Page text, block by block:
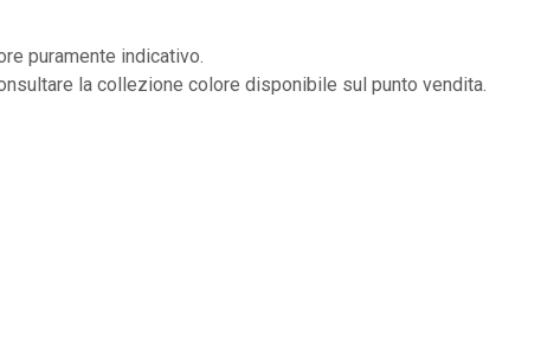
puramente indicativo.
la collezione colore disponibile sul punto vendita.